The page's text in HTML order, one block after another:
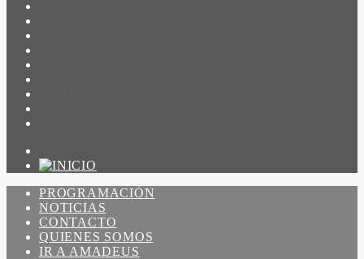
PROGRAMACIÓN
NOTICIAS
CONTACTO
QUIENES SOMOS
IR A AMADEUS